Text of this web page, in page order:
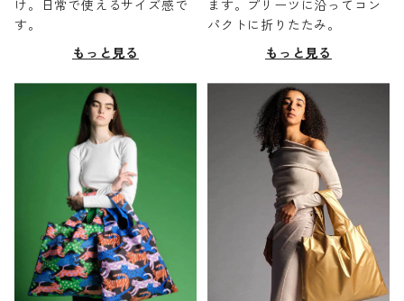
け。日常で使えるサイズ感で
す。
もっと見る
ます。プリーツに沿ってコン
パクトに折りたたみ。
もっと見る